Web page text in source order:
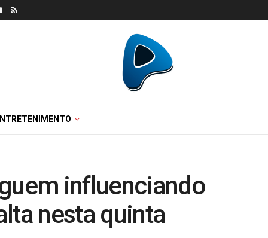
influenciando
nesta quinta